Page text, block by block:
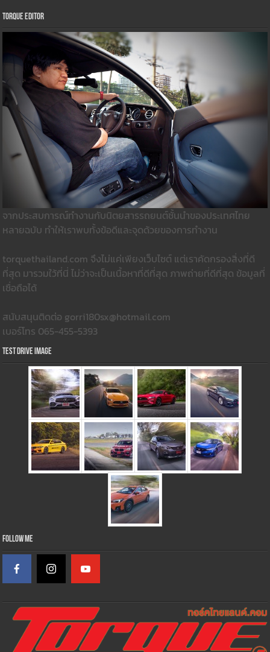
Torque Editor
จากประสบการณ์ทำงานกับนิตยสารรถยนต์ชั้นนำของประเทศไทย
หลายฉบับ ทำให้เราพบทั้งข้อดีและจุดด้วยของการทำงาน
torquethailand.com จึงไม่แค่เพียงเว็บไซต์ แต่เราคัดกรองสิ่งที่ดี
ที่สุด มารวมใว้ที่นี่ ไม่ว่าจะเป็นเนื้อหาที่ดีที่สุด ภาพถ่ายที่ดีที่สุด ข้อมูลที่
เชื่อถือได้
สนับสนุนติดต่อ gorri180sx@hotmail.com
เบอร์โทร 065-455-5393
Test Drive Image
Follow Me